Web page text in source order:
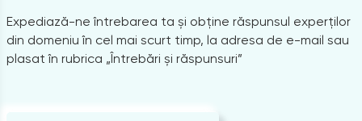
Expediază-ne întrebarea ta și obține răspunsul experților
din domeniu în cel mai scurt timp, la adresa de e-mail sau
plasat în rubrica „Întrebări și răspunsuri”